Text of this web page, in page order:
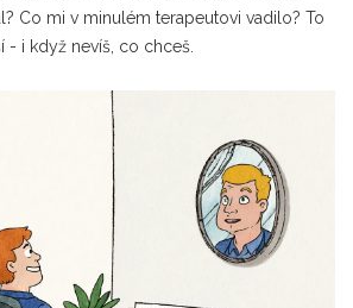
Co mi v minulém terapeutovi vadilo? To
- i když nevíš, co chceš.